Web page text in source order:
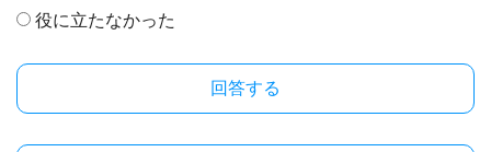
役に立たなかった